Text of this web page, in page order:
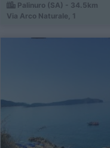
Palinuro (SA) - 34.5km
Via Arco Naturale, 1